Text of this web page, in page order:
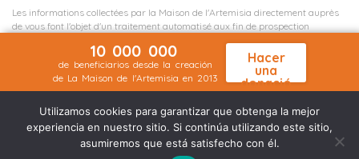
Les informations collectées par la Maison de l'Artemisia directement auprès
de vous font l'objet d'un traitement automatisé aux fin de prospection
10 000 000
de beneficiarios desde la creación
de La Maison de l'Artemisia en 2013
Hacer
una
donació
n
Utilizamos cookies para garantizar que obtenga la mejor
experiencia en nuestro sitio. Si continúa utilizando este sitio,
asumiremos que está satisfecho con él.